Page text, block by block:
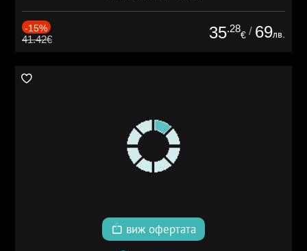
-15%
41.42€ 35.28
€ / 69лв.
виж офертата